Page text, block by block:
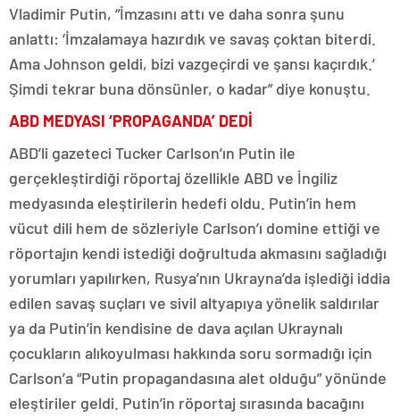
Vladimir Putin, “İmzasını attı ve daha sonra şunu
anlattı: ‘İmzalamaya hazırdık ve savaş çoktan biterdi.
Ama Johnson geldi, bizi vazgeçirdi ve şansı kaçırdık.’
Şimdi tekrar buna dönsünler, o kadar” diye konuştu.
ABD MEDYASI ‘PROPAGANDA’ DEDİ
ABD’li gazeteci Tucker Carlson’ın Putin ile
gerçekleştirdiği röportaj özellikle ABD ve İngiliz
medyasında eleştirilerin hedefi oldu. Putin’in hem
vücut dili hem de sözleriyle Carlson’ı domine ettiği ve
röportajın kendi istediği doğrultuda akmasını sağladığı
yorumları yapılırken, Rusya’nın Ukrayna’da işlediği iddia
edilen savaş suçları ve sivil altyapıya yönelik saldırılar
ya da Putin’in kendisine de dava açılan Ukraynalı
çocukların alıkoyulması hakkında soru sormadığı için
Carlson’a “Putin propagandasına alet olduğu” yönünde
eleştiriler geldi. Putin’in röportaj sırasında bacağını